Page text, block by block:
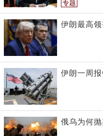
专题
伊朗最高
伊朗一周
俄乌为何